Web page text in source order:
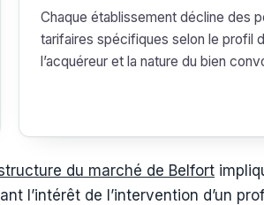
Chaque établissement décline des
tarifaires spécifiques selon le profil
l’acquéreur et la nature du bien
du marché de Belfort
l’intérêt de l’intervention d’un